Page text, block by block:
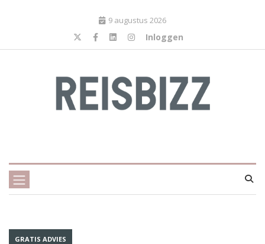
9 augustus 2026
Inloggen
GRATIS ADVIES